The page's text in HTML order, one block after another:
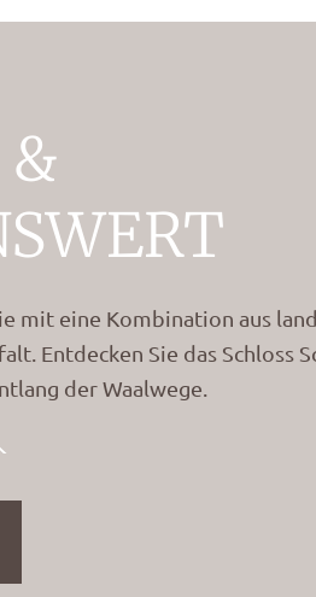
mit eine Kombination aus
Entdecken Sie das Schloss
der Waalwege.